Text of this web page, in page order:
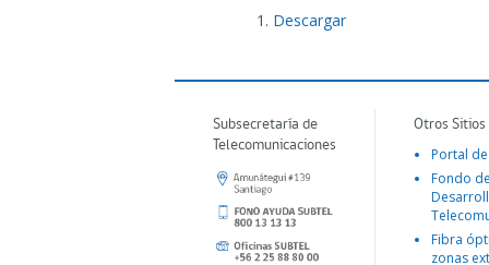
Descargar
Subsecretaría de
Telecomunicaciones
Otros
Portal
Fondo
Fibra
zonas